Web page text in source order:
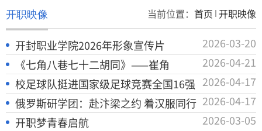
当前位置： 首页 开职映像
开职映像
开封职业学院2026年形象宣传片
2026-03-20
《七角八巷七十二胡同》——崔角
2026-04-21
校足球队挺进国家级足球竞赛全国16强 2026-04-17
俄罗斯研学团：赴汴梁之约 着汉服同行 2026-04-17
开职梦青春启航
2026-03-05